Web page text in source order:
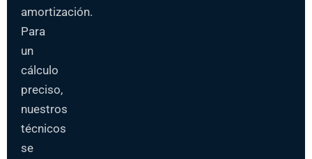
amortización.
Para
un
cálculo
preciso,
nuestros
técnicos
se